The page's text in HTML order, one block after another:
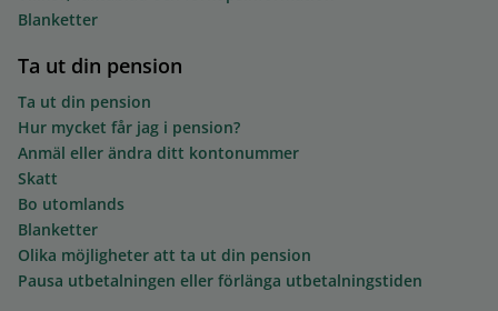
Blanketter
Ta ut din pension
Ta ut din pension
Hur mycket får jag i pension?
Anmäl eller ändra ditt kontonummer
Skatt
Bo utomlands
Blanketter
Olika möjligheter att ta ut din pension
Pausa utbetalningen eller förlänga utbetalningstiden